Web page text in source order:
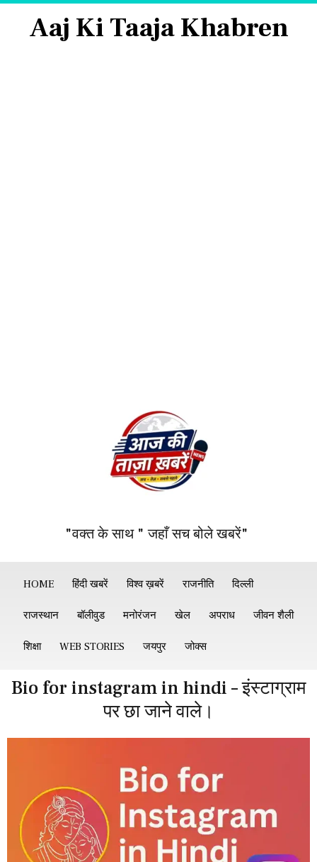
Aaj Ki Taaja Khabren
"वक्त के साथ " जहाँ सच बोले खबरें"
HOME हिंदी खबरें विश्व ख़बरें राजनीति दिल्ली
राजस्थान बॉलीवुड मनोरंजन खेल अपराध जीवन शैली
शिक्षा WEB STORIES जयपुर जोक्स
Bio for instagram in hindi – इंस्टाग्राम
पर छा जाने वाले।